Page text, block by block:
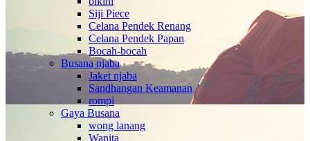
Siji Piece
Celana Pendek Renang
Celana Pendek Papan
Bocah-bocah
Busana njaba
Jaket njaba
Sandhangan Keamanan
rompi
Gaya Busana
wong lanang
Wanita